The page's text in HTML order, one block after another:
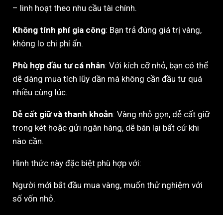
– linh hoạt theo nhu cầu tài chính.
Không tính phí gia công: Bạn trả đúng giá trị vàng,
không lo chi phí ẩn.
Phù hợp đầu tư cá nhân: Với kích cỡ nhỏ, bạn có thể
dễ dàng mua tích lũy dần mà không cần đầu tư quá
nhiều cùng lúc.
Dễ cất giữ và thanh khoản: Vàng nhỏ gọn, dễ cất giữ
trong két hoặc gửi ngân hàng, dễ bán lại bất cứ khi
nào cần.
Hình thức này đặc biệt phù hợp với:
Người mới bắt đầu mua vàng, muốn thử nghiệm với
số vốn nhỏ.